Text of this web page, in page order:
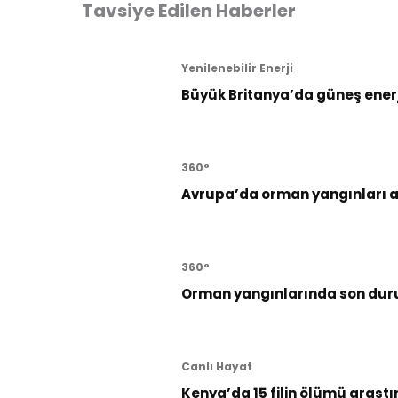
Tavsiye Edilen Haberler
Yenilenebilir Enerji
Büyük Britanya’da güneş
360°
Avrupa’da orman yangınları
360°
Orman yangınlarında son
Canlı Hayat
Kenya’da 15 filin ölümü